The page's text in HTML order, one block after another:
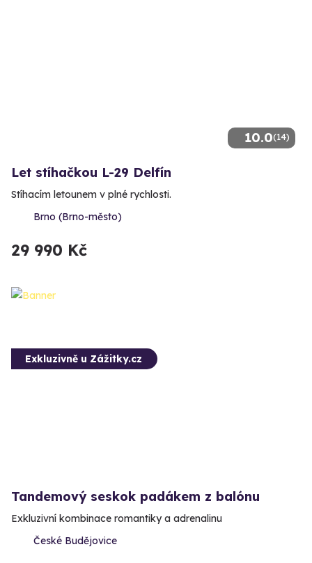
10.0(14)
Let stíhačkou L-29 Delfín
Stíhacím letounem v plné rychlosti.
Brno (Brno-město)
29 990 Kč
Exkluzivně u Zážitky.cz
Tandemový seskok padákem z balónu
Exkluzivní kombinace romantiky a adrenalinu
České Budějovice